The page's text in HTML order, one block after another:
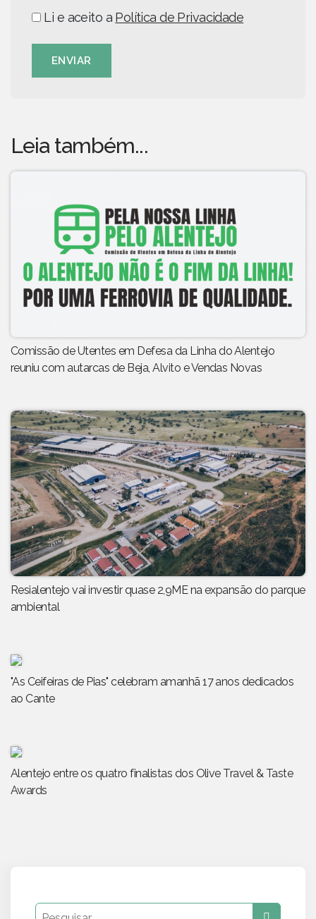
Li e aceito a Política de Privacidade
ENVIAR
Leia também...
Comissão de Utentes em Defesa da Linha do Alentejo
reuniu com autarcas de Beja, Alvito e Vendas Novas
Resialentejo vai investir quase 2,9ME na expansão do parque
ambiental
"As Ceifeiras de Pias" celebram amanhã 17 anos dedicados
ao Cante
Alentejo entre os quatro finalistas dos Olive Travel & Taste
Awards